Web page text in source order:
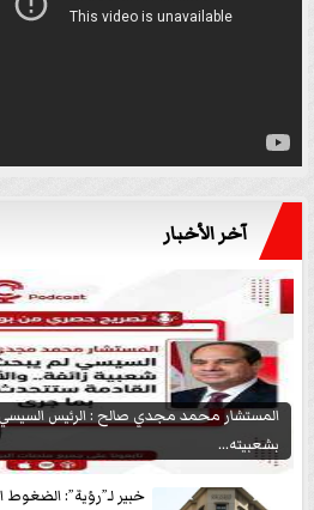
آخر الأخبار
المستشار محمد مجدي صالح : الرئيس
بشعبيته...
خبير لـ”رؤية”: الضغوط